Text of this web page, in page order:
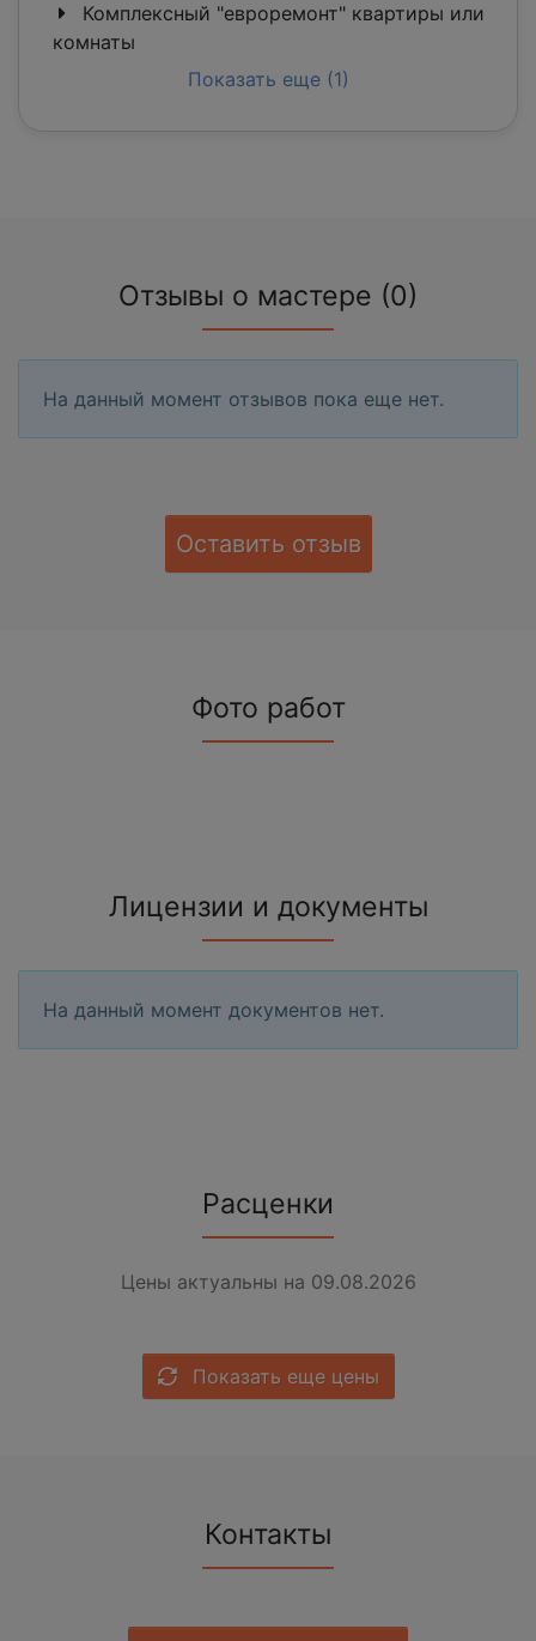
Комплексный "евроремонт" квартиры или
комнаты
Показать еще (1)
Отзывы о мастере (0)
На данный момент отзывов пока еще нет.
Оставить отзыв
Фото работ
Лицензии и документы
На данный момент документов нет.
Расценки
Цены актуальны на 09.08.2026
Показать еще цены
Контакты